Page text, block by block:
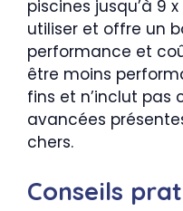
piscines jusqu’à 9
utiliser et offre un
performance et
être moins
fins et n’inclut
avancées
chers.
Conseils